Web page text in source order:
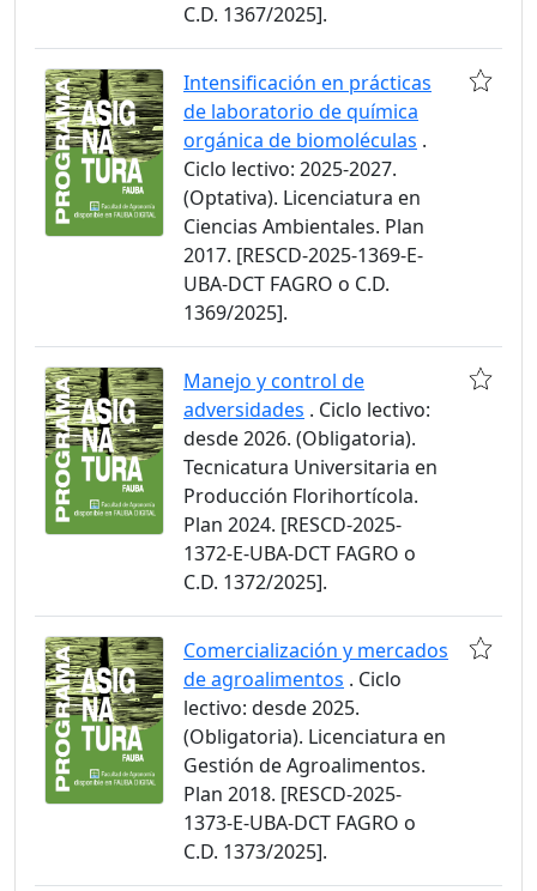
C.D. 1367/2025].
Intensificación en prácticas
de laboratorio de química
orgánica de biomoléculas .
Ciclo lectivo: 2025-2027.
(Optativa). Licenciatura en
Ciencias Ambientales. Plan
2017. [RESCD-2025-1369-E-
UBA-DCT FAGRO o C.D.
1369/2025].
Manejo y control de
adversidades . Ciclo lectivo:
desde 2026. (Obligatoria).
Tecnicatura Universitaria en
Producción Florihortícola.
Plan 2024. [RESCD-2025-
1372-E-UBA-DCT FAGRO o
C.D. 1372/2025].
Comercialización y mercados
de agroalimentos . Ciclo
lectivo: desde 2025.
(Obligatoria). Licenciatura en
Gestión de Agroalimentos.
Plan 2018. [RESCD-2025-
1373-E-UBA-DCT FAGRO o
C.D. 1373/2025].